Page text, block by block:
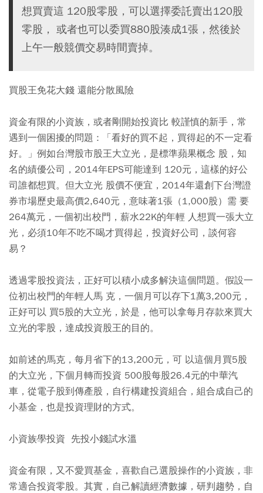
想買賣這 120股零股，可以選擇委託賣出120股
零股， 或者也可以委買880股湊成1張，然後於
上午一般競價交易時間賣掉。
買股王免花大錢 還能分散風險
資金有限的小資族，或者剛開始投資比 較謹慎的新手，常
遇到一個困擾的問題 : 「看好的買不起，買得起的不一定看
好。」例如台灣股市股王大立光，是標準蘋果概念 股，知
名的績優公司，2014年EPS可能達到 120元，這樣的好公
司誰都想買。但大立光 股價不便宜，2014年還創下台灣證
券市場歷史最高價2,640元，意味著1張（1,000股）需 要
264萬元，一個初出校門，薪水22K的年輕 人想買一張大立
光，必須10年不吃不喝才買得起，投資好公司，談何容
易？
透過零股投資法，正好可以積小成多解決這個問題。假設一
位初出校門的年輕人馬 克，一個月可以存下1萬3,200元，
正好可以 買5股的大立光，於是，他可以拿每月存款來買大
立光的零股，達成投資股王的目的。
如前述的馬克，每月省下的13,200元，可 以這個月買5股
的大立光，下個月轉而投資 500股每股26.4元的中華汽
車，從電子股到傳產股，自行構建投資組合，組合成自己的
小基金，也是投資理財的方式。
小資族學投資 先投小錢試水溫
資金有限，又不愛買基金，喜歡自己選股操作的小資族，非
常適合投資零股。其實，自己解讀經濟數據，研判趨勢，自